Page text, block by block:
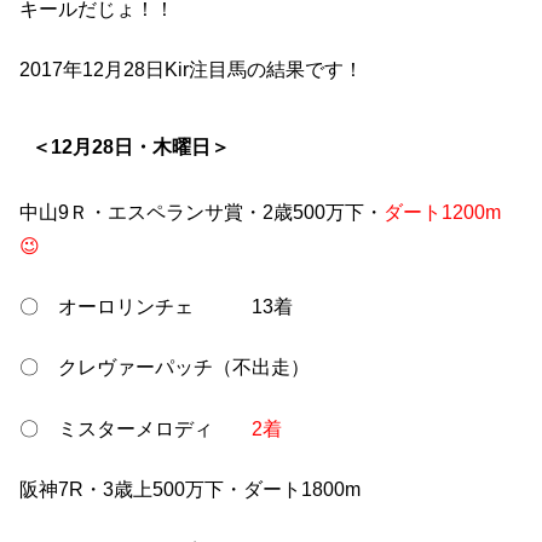
キールだじょ！！
2017年12月28日Kir注目馬の結果です！
＜12月28日・木曜日＞
中山9Ｒ・エスペランサ賞・2歳500万下・ ダート1200m
😉
〇 オーロリンチェ 13着
〇 クレヴァーパッチ（不出走）
〇 ミスターメロディ 2着
阪神7R・3歳上500万下・ダート1800m